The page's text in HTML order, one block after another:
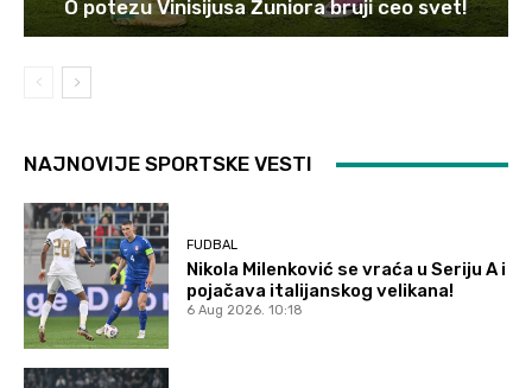
O potezu Vinisijusa Žuniora bruji ceo svet!
NAJNOVIJE SPORTSKE VESTI
FUDBAL
Nikola Milenković se vraća u Seriju A i
pojačava italijanskog velikana!
6 Aug 2026. 10:18